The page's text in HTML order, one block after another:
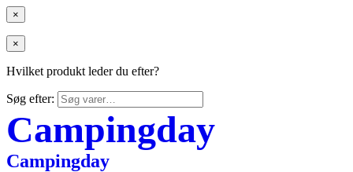
×
×
Hvilket produkt leder du efter?
Søg efter:
Campingday
Campingday